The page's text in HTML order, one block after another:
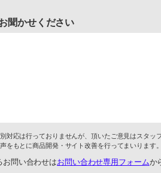
聞かせください
対応は行っておりませんが、頂いたご意見はスタッ
をもとに商品開発・サイト改善を行ってまいります。
お問い合わせはお問い合わせ専用フォームか